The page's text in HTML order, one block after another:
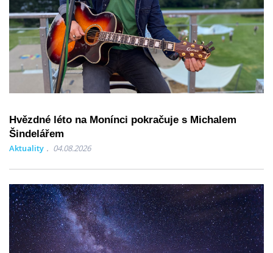
Hvězdné léto na Monínci pokračuje s Michalem
Šindelářem
Aktuality 04.08.2026